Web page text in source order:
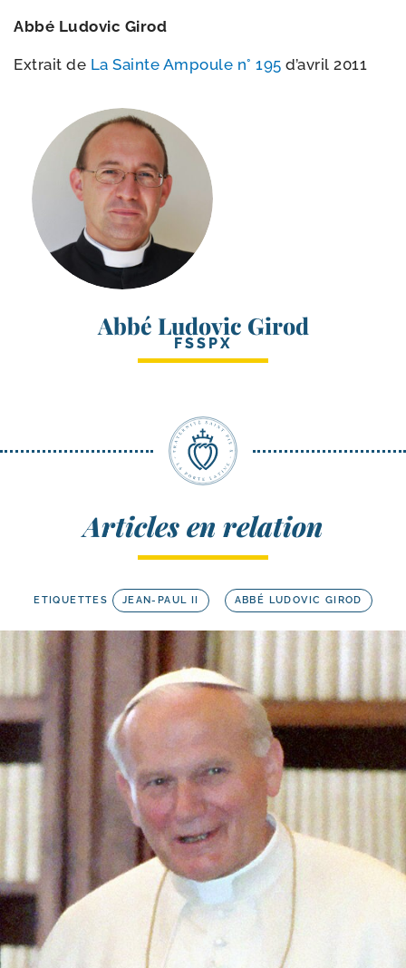
Abbé Ludovic Girod
Extrait de La Sainte Ampoule n° 195 d’a­vril 2011
Abbé Ludovic Girod
FSSPX
Articles en relation
ETIQUETTES JEAN-PAUL II ABBÉ LUDOVIC GIROD